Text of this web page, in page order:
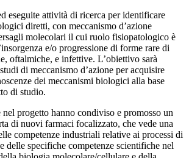
eseguite attività di ricerca per identificare
diretti, con meccanismo d’azione
molecolari il cui ruolo fisiopatologico è
e/o progressione di forme rare di
oftalmiche, e infettive. L’obiettivo sarà
di meccanismo d’azione per acquisire
dei meccanismi biologici alla base
di studio.
progetto hanno condiviso e promosso un
di nuovi farmaci focalizzato, che vede una
competenze industriali relative ai processi di
delle specifiche competenze scientifiche nel